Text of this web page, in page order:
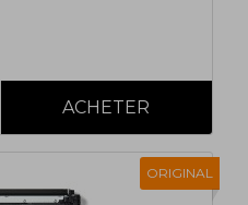
ORIGINAL